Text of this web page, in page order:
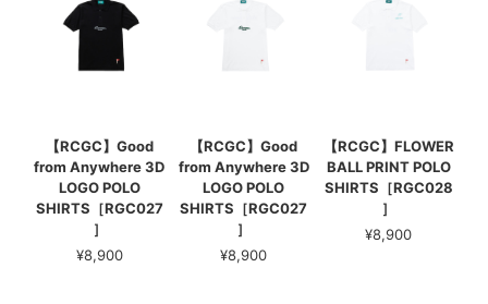
【RCGC】Good
from Anywhere 3D
LOGO POLO
SHIRTS［RGC027
］
¥8,900
【RCGC】Good
from Anywhere 3D
LOGO POLO
SHIRTS［RGC027
］
¥8,900
【RCGC】FLOWER
BALL PRINT POLO
SHIRTS［RGC028
］
¥8,900